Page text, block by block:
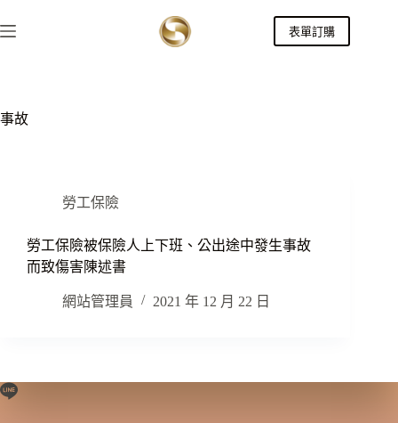
至
容
表單訂購
事故
勞工保險
勞工保險被保險人上下班、公出途中發生事故
而致傷害陳述書
網站管理員 2021 年 12 月 22 日